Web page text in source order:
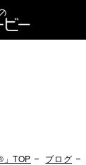
」TOP ブログ